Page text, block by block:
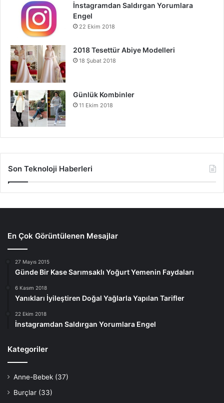
İnstagramdan Saldırgan Yorumlara
Engel
22 Ekim 2018
2018 Tesettür Abiye Modelleri
18 Şubat 2018
Günlük Kombinler
11 Ekim 2018
Son Teknoloji Haberleri
En Çok Görüntülenen Mesajlar
27 Mayıs 2015
Günde Bir Kase Sarımsaklı Yoğurt Yemenin Faydaları
6 Kasım 2018
Yanıkları İyileştiren Doğal Yağlarla Yapılan Tarifler
22 Ekim 2018
İnstagramdan Saldırgan Yorumlara Engel
Kategoriler
Anne-Bebek (37)
Burçlar (33)